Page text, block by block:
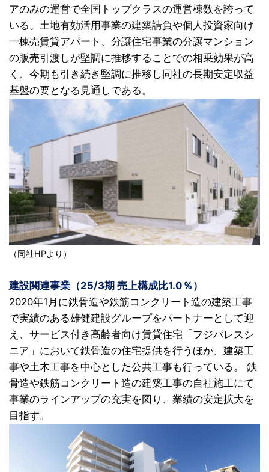
アのみの運営で全国トップクラスの運営棟数を誇って
いる。土地有効活用事業の建築請負や個人投資家向け
一棟売賃貸アパート、分譲住宅事業の分譲マンション
の販売引渡しが堅調に推移することでの相乗効果が高
く、今期も引き続き堅調に推移し同社の長期安定収益
基盤の要となる見通しである。
（同社HPより）
建設関連事業（25/3期 売上構成比1.0％）
2020年1月に鉄骨造や鉄筋コンクリート造の建築工事
で実績のある雄健建設グループをパートナーとして迎
え、サービス付き高齢者向け賃貸住宅「フジパレスシ
ニア」において鉄骨造の住宅提供を行うほか、建築工
事や土木工事を中心とした公共工事も行っている。 鉄
骨造や鉄筋コンクリート造の建築工事の自社施工にて
事業のラインアップの充実を図り、業績の安定拡大を
目指す。